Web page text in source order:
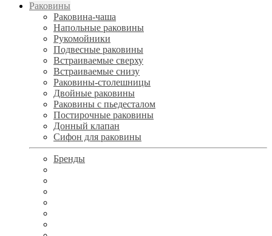
Раковины
Раковина-чаша
Напольные раковины
Рукомойники
Подвесные раковины
Встраиваемые сверху
Встраиваемые снизу
Раковины-столешницы
Двойные раковины
Раковины с пьедесталом
Постирочные раковины
Донный клапан
Сифон для раковины
Бренды